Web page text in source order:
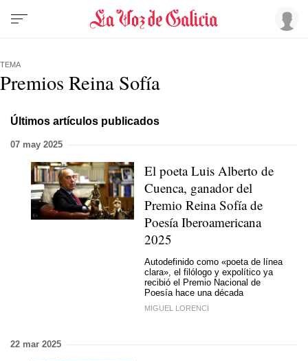
TEMA
Premios Reina Sofía
Últimos artículos publicados
07 may 2025
El poeta Luis Alberto de
Cuenca, ganador del
Premio Reina Sofía de
Poesía Iberoamericana
2025
Autodefinido como «poeta de línea
clara», el filólogo y expolítico ya
recibió el Premio Nacional de
Poesía hace una década
MIGUEL LORENCI
22 mar 2025